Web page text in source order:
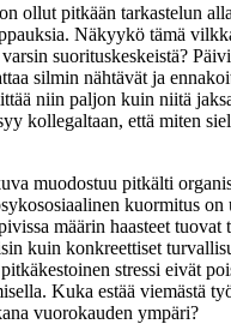
ollut pitkään tarkastelun
Näkyykö tämä
suorituskeskeistä?
silmin nähtävät ja
niin paljon kuin niitä
kollegaltaan, että miten
muodostuu pitkälti
kuormitus on
määrin haasteet tuovat
kuin konkreettiset
stressi eivät
Kuka estää viemästä
vuorokauden ympäri?